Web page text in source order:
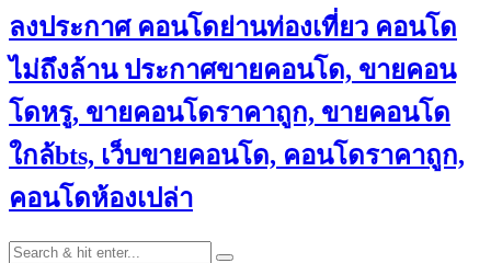
ลงประกาศ คอนโดย่านท่องเที่ยว คอนโด
ไม่ถึงล้าน ประกาศขายคอนโด, ขายคอน
โดหรู, ขายคอนโดราคาถูก, ขายคอนโด
ใกล้bts, เว็บขายคอนโด, คอนโดราคาถูก,
คอนโดห้องเปล่า